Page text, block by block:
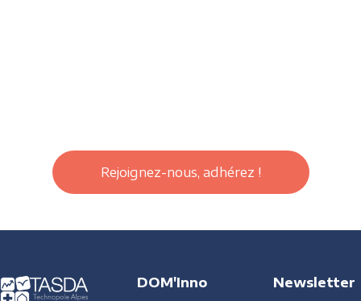
Rejoignez-nous, adhérez !
DOM'Inno Newsletter